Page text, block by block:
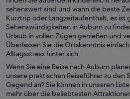
sehenswert sind und wann die beste
Kurztrip oder Langzeitaufenthalt, es ist
Sehenswürdigkeiten in Auburn zu
Urlaub in vollen Zügen genießen und
Überlassen Sie die Ortskenntnis
Alltagsstress hinter sich.
Wenn Sie eine Reise nach Auburn
unsere praktischen Reiseführer zu den
Gegend an? Sie können in unseren
mehr über die beliebtesten